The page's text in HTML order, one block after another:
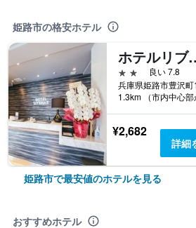
姫路市の格安ホテル
ホテルリブ
2つ星
良い 7.8
兵庫県姫路市豊沢
1.3km （市内中心部
¥2,682
詳細
姫路市で最安値のホテルを見る
おすすめホテル